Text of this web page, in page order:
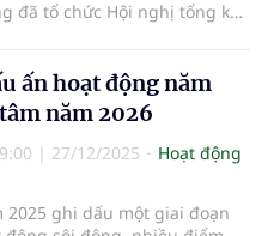
đã tổ chức Hội nghị tổng kết
ấn hoạt động năm
năm 2026
| 27/12/2025
Hoạt động
2025 ghi dấu một giai đoạn